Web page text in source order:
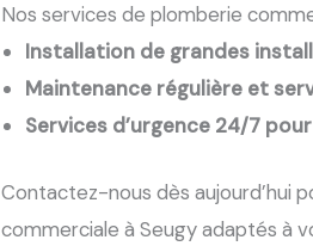
Nos services de plomberie
Installation de grandes
Maintenance régulière et
Services d’urgence 24/7
Contactez-nous dès aujourd’hui
commerciale à Seugy adaptés à